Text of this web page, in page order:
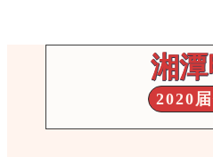
湘
2020